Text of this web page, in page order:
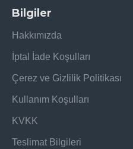
Bilgiler
Hakkımızda
İptal İade Koşulları
Çerez ve Gizlilik Politikası
Kullanım Koşulları
KVKK
Teslimat Bilgileri